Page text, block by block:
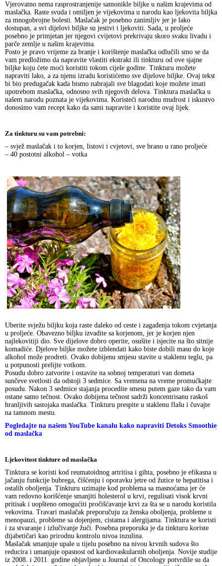
Vjerovatno nema rasprostranjenije samonikle biljke u našim krajevima od
maslačka. Raste svuda i omiljen je vijekovima u narodu kao ljekovita biljka
za mnogobrojne bolesti. Maslačak je posebno zanimljiv jer je lako
dostupan, a svi dijelovi biljke su jestivi i ljekoviti. Sada, u proljeće
posebno je primjetan jer njegovi cvijetovi prekrivaju skoro svaku livadu i
parče zemlje u našim krajevima.
Posto je pravo vrijeme za branje i korištenje maslačka odlučili smo se da
vam predložimo da napravite vlastiti ekstrakt ili tinkturu od ove sjajne
biljke koju ćete moći koristiti tokom cijele godine. Tinkturu možete
napraviti lako, a za njenu izradu koristićemo sve dijelove biljke. Ovaj tekst
bi bio predugačak kada bismo nabrajali sve blagodati koje možete imati
upotrebom maslačka, odnosno svih njegovih delova. Tinktura maslačka u
našem narodu poznata je vijekovima. Koristeći narodnu mudrost i iskustvo
donosimo vam recept kako da sami napravite i koristite ovaj lijek.
Za tinkturu su vam potrebni:
– svjež maslačak i to korjen, listovi i cvjetovi, sve brano u rano proljeće
– 40 postotni alkohol – votka
Uberite svježu biljku koja raste daleko od ceste i zagađenja tokom cvjetanja
u proljeće. Obavezno biljku izvadite sa korjenom, jer je korjen njen
najlekovitiji dio. Sve dijelove dobro operite, osušite i isjecite na što sitnije
komadiće. Djelove biljke možete izblendati kako biste dobili masu do koje
alkohol može prodreti. Ovako dobijenu smjesu stavite u staklenu teglu, pa
u potpunosti prelijte votkom.
Posudu dobro zatvorite i ostavite na sobnoj temperaturi van dometa
sunčeve svetlosti da odstoji 3 sedmice. Sa vremena na vreme promućkajte
posudu. Nakon 3 sedmice stajanja procedite smesu putem gaze tako da vam
ostane samo tečnost. Ovako dobijena tečnost sadrži koncentrisanu raskoš
hranljivih sastojaka maslačka. Tinkturu prespite u staklenu flašu i čuvajte
na tamnom mestu.
Pogledajte na našem YouTube kanalu kako napraviti Detoks Smoothie
od maslačka
Ljekovitost tinkture od maslačka
Tinktura se koristi kod reumatoidnog artritisa i gihta, posebno je efikasna u
jačanju funkcije bubrega, čišćenju i oporavku jetre od žutice te hepatitisa i
ostalih oboljenja. Tinkturu uzimajte kod problema sa masnoćama jer će
vam redovno korišćenje smanjiti holesterol u krvi, regulisati visok krvni
pritisak i uopšteno omogućiti pročišćavanje krvi za šta se u narodu koristila
vekovima. Travari maslačak preporučuju za ženska oboljenja, probleme u
menopauzi, probleme sa dojenjem, cistama i alergijama. Tinktura se koristi
i za stvaranje i izlučivanje žuči. Posebna preporuka je da tinkturu koriste
dijabetičari kao prirodnu kontrolu nivoa inzulina.
Maslačak smanjuje upale u tijelu posebno na nivou krvnih sudova što
reducira i umanjuje opasnost od kardiovaskularnih oboljenja. Novije studije
iz 2008. i 2011. godine objavljene u Journal of Oncology potvrdile su da